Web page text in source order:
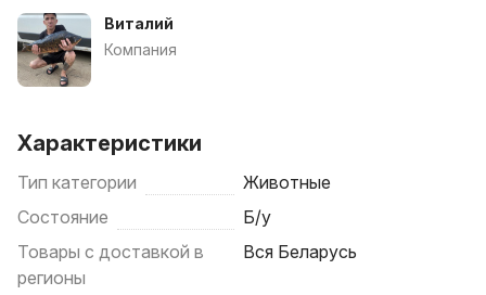
Виталий
Компания
Характеристики
Тип категории
Животные
Состояние
Б/у
Товары с доставкой в
регионы
Вся Беларусь